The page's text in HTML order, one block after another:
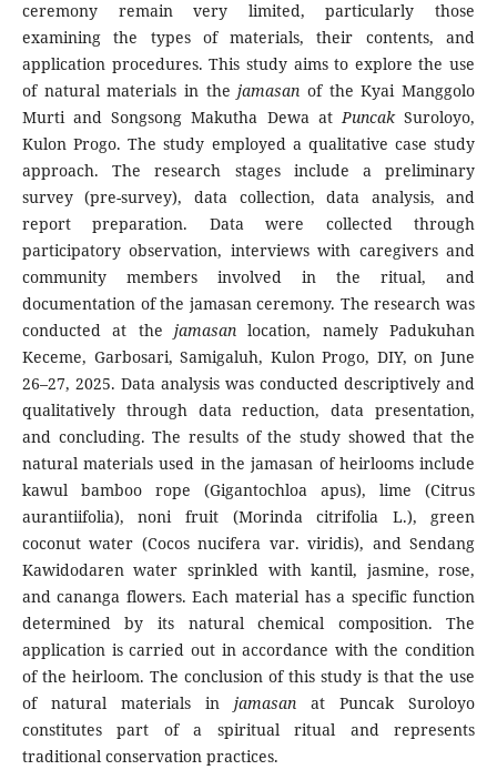
ceremony remain very limited, particularly those
examining the types of materials, their contents, and
application procedures. This study aims to explore the use
of natural materials in thejamasan of the Kyai Manggolo
Murti and Songsong Makutha Dewa atPuncakSuroloyo,
Kulon Progo. The study employed a qualitative case study
approach. The research stages include a preliminary
survey (pre-survey), data collection, data analysis, and
report preparation. Data were collected through
participatory observation, interviews with caregivers and
community members involved in the ritual, and
documentation of the jamasan ceremony. The research was
conducted at the jamasan location, namely Padukuhan
Keceme, Garbosari, Samigaluh, Kulon Progo, DIY, on June
26–27, 2025. Data analysis was conducted descriptively and
qualitatively through data reduction, data presentation,
and concluding. The results of the study showed that the
natural materials used in the jamasan of heirlooms include
kawul bamboo rope (Gigantochloa apus), lime (Citrus
aurantiifolia), noni fruit (Morinda citrifolia L.), green
coconut water (Cocos nucifera var. viridis), and Sendang
Kawidodaren water sprinkled with kantil, jasmine, rose,
and cananga flowers. Each material has a specific function
determined by its natural chemical composition. The
application is carried out in accordance with the condition
of the heirloom. The conclusion of this study is that the use
of natural materials injamasan at Puncak Suroloyo
constitutes part of a spiritual ritual and represents
traditional conservation practices.